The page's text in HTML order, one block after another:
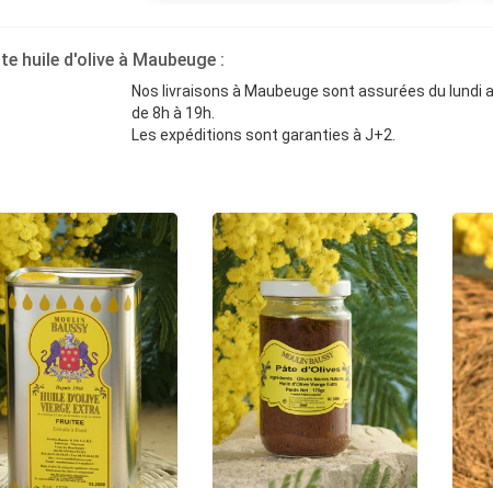
huile d'olive à Maubeuge :
Nos livraisons à Maubeuge sont assurées du lundi
de 8h à 19h.
Les expéditions sont garanties à J+2.